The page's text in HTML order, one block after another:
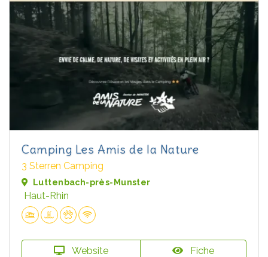
Camping Les Amis de la Nature
3 Sterren Camping
Luttenbach-près-Munster
Haut-Rhin
Website Fiche